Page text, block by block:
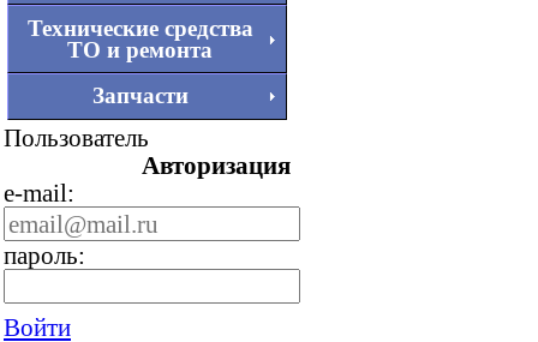
Технические средства
ТО и ремонта
Запчасти
Пользователь
Авторизация
e-mail:
пароль:
Войти